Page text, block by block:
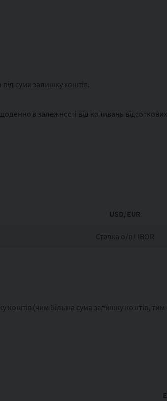
суми залишку коштів.
в залежності від коливань
USD/EUR
Ставка o/n LIBOR
коштів (чим більша сума залишку коштів, тим